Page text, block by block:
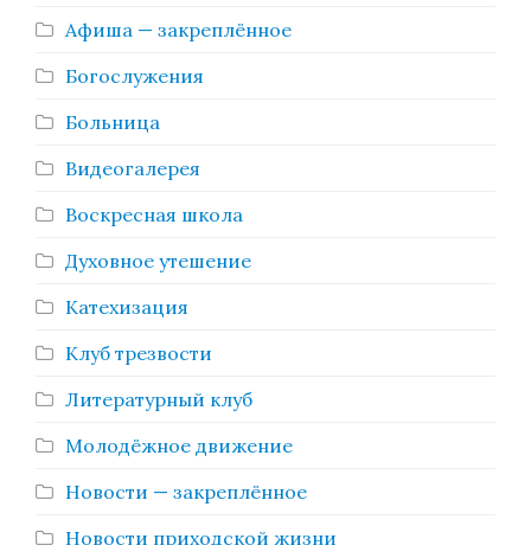
Афиша — закреплённое
Богослужения
Больница
Видеогалерея
Воскресная школа
Духовное утешение
Катехизация
Клуб трезвости
Литературный клуб
Молодёжное движение
Новости — закреплённое
Новости приходской жизни